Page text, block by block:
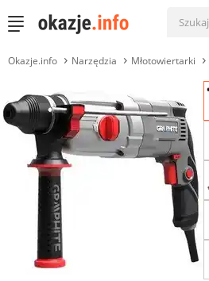
Okazje.info Narzędzia Młotowiertarki